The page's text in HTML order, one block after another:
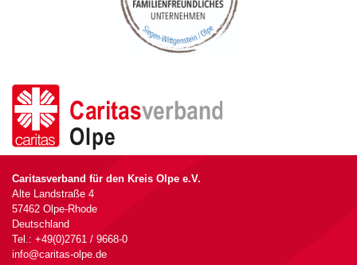
Caritasverband für den Kreis Olpe e.V.
Alte Landstraße 4
57462 Olpe-Rhode
Deutschland
Tel.: +49(0)2761 / 9668-0
info@caritas-olpe.de